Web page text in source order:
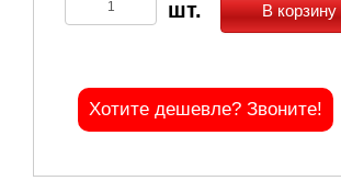
В корзину
Хотите дешевле? Звоните!